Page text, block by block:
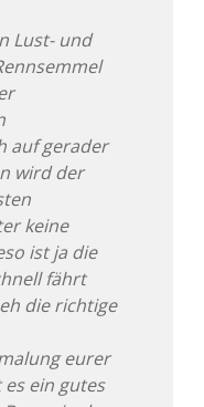
Lust- und
auf gerader
wird der
keine
ist ja die
fährt
die richtige
eurer
ein gutes